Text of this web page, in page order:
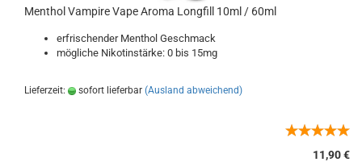
Menthol Vampire Vape Aroma Longfill 10ml / 60ml
erfrischender Menthol Geschmack
mögliche Nikotinstärke: 0 bis 15mg
Lieferzeit: sofort lieferbar (Ausland abweichend)
11,90 €